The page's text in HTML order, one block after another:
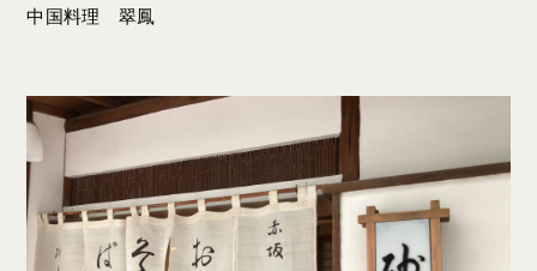
中国料理 翠鳳